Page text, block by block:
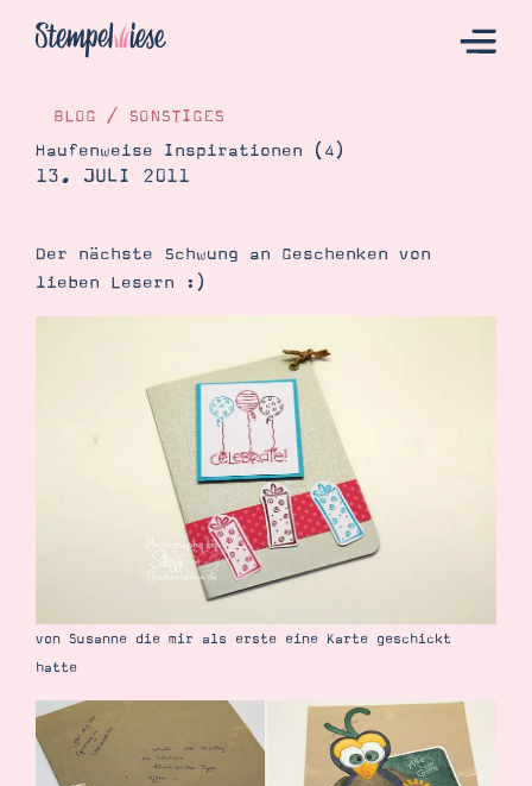
Katalog
Bestellen
Kontakt
Demonstrator werden
Über mich
Über Stampin’ Up!
BLOG / SONSTIGES
Haufenweise Inspirationen (4)
13. JULI 2011
Der nächste Schwung an Geschenken von
lieben Lesern :)
von Susanne die mir als erste eine Karte geschickt
hatte